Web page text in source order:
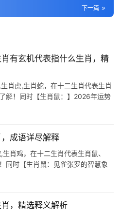
下一篇
有玄机代表指什么生肖，精
肖虎,生肖蛇，在十二生肖代表生肖
解！同时【生肖鼠：】2026年运势
事业上有“鲤鱼跃龙门”之机，然下
成语详尽解释
肖鸡，在十二生肖代表生肖鼠、
同时【生肖鼠：见雀张罗的智慧象
于未雨绸缪，恰如成语中“张罗”的
，精选释义解析